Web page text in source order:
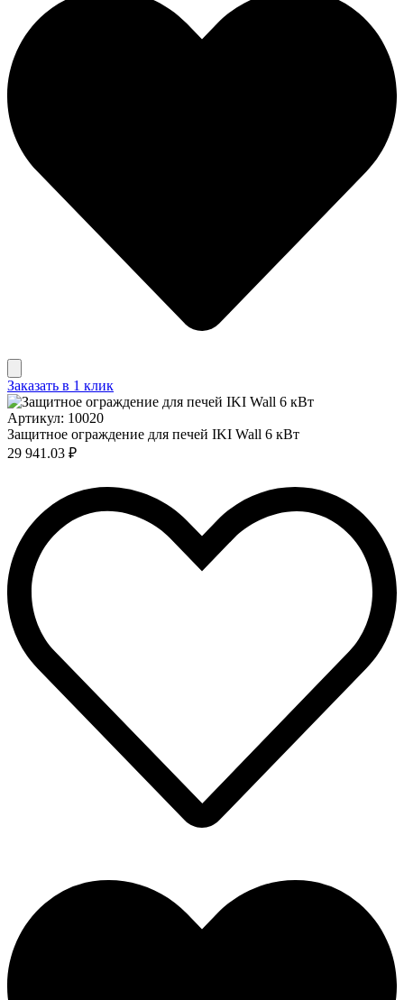
Заказать в 1 клик
Артикул: 10020
Защитное ограждение для печей IKI Wall 6 кВт
29 941.03 ₽